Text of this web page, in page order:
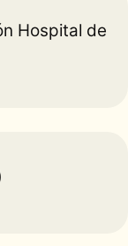
Hospital de